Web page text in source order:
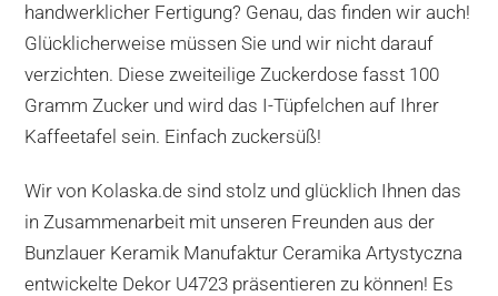
handwerklicher Fertigung? Genau, das finden wir auch!
Glücklicherweise müssen Sie und wir nicht darauf
verzichten. Diese zweiteilige Zuckerdose fasst 100
Gramm Zucker und wird das I-Tüpfelchen auf Ihrer
Kaffeetafel sein. Einfach zuckersüß!
Wir von Kolaska.de sind stolz und glücklich Ihnen das
in Zusammenarbeit mit unseren Freunden aus der
Bunzlauer Keramik Manufaktur Ceramika Artystyczna
entwickelte Dekor U4723 präsentieren zu können! Es